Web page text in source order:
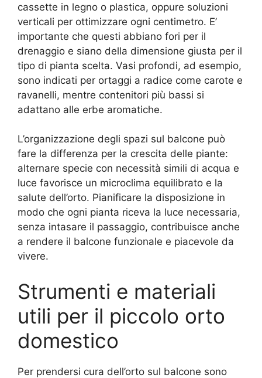
cassette in legno o plastica, oppure soluzioni
verticali per ottimizzare ogni centimetro. E’
importante che questi abbiano fori per il
drenaggio e siano della dimensione giusta per il
tipo di pianta scelta. Vasi profondi, ad esempio,
sono indicati per ortaggi a radice come carote e
ravanelli, mentre contenitori più bassi si
adattano alle erbe aromatiche.
L’organizzazione degli spazi sul balcone può
fare la differenza per la crescita delle piante:
alternare specie con necessità simili di acqua e
luce favorisce un microclima equilibrato e la
salute dell’orto. Pianificare la disposizione in
modo che ogni pianta riceva la luce necessaria,
senza intasare il passaggio, contribuisce anche
a rendere il balcone funzionale e piacevole da
vivere.
Strumenti e materiali
utili per il piccolo orto
domestico
Per prendersi cura dell’orto sul balcone sono